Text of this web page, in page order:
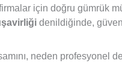
için doğru gümrük
denildiğinde,
neden profesyonel